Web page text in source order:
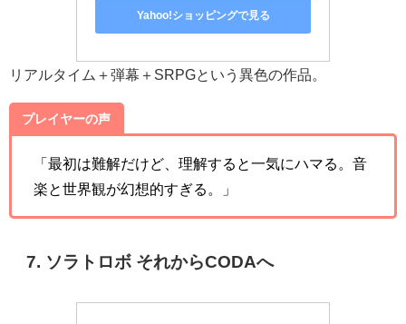
Yahoo!ショッピングで見る
リアルタイム＋弾幕＋SRPGという異色の作品。
プレイヤーの声
「最初は難解だけど、理解すると一気にハマる。音
楽と世界観が幻想的すぎる。」
7. ソラトロボ それからCODAへ